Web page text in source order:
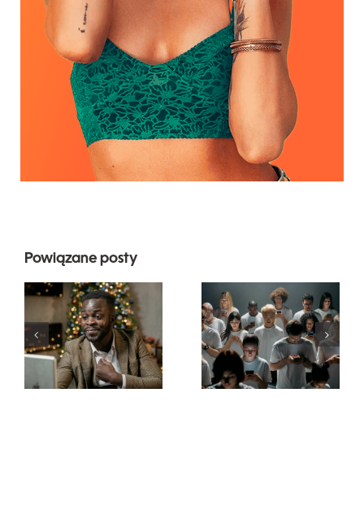
Powiązane posty
Jak ukryć
obserwujących
na LinkedIn,
aby
zachować
dotyczące
projektowania
wyjątkowych
reklam na
Facebooku,
które